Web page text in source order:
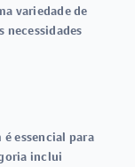
variedade de
necessidades
essencial para
inclui